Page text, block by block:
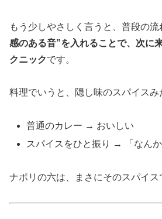
もう少しやさしく言うと、普段の流
感のある音”を入れることで、次に
クニックです。
料理でいうと、隠し味のスパイスみ
普通のカレー → おいしい
スパイスをひと振り → 「なんか
ナポリの六は、まさにそのスパイス